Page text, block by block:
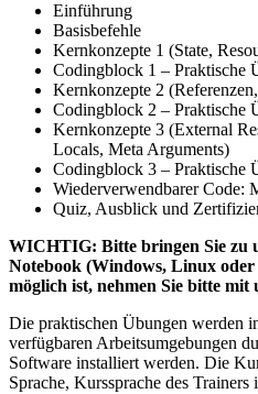
Einführung
Basisbefehle
Kernkonzepte 1 (State,
Codingblock 1 – Praktische
Kernkonzepte 2
Codingblock 2 – Praktische
Kernkonzepte 3 (External
Locals, Meta Arguments)
Codingblock 3 – Praktische
Wiederverwendbarer Code:
Quiz, Ausblick und
WICHTIG: Bitte bringen Sie zu
Notebook (Windows, Linux
möglich ist, nehmen Sie bitte
Die praktischen Übungen werden
verfügbaren Arbeitsumgebungen
Software installiert werden. Die
Sprache, Kurssprache des Trainers